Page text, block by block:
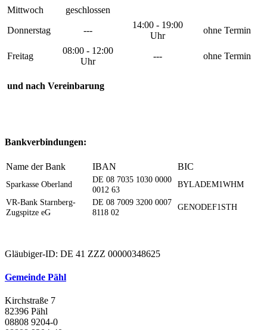
Mittwoch
geschlossen
Donnerstag
---
14:00 - 19:00
Uhr
ohne Termin
Freitag
08:00 - 12:00
Uhr
--- ohne Termin
und nach Vereinbarung
Bankverbindungen:
Name der Bank IBAN BIC
Sparkasse Oberland
DE 08 7035 1030 0000
0012 63
BYLADEM1WHM
VR-Bank Starnberg-
Zugspitze eG
DE 08 7009 3200 0007
8118 02
GENODEF1STH
Gläubiger-ID: DE 41 ZZZ 00000348625
Gemeinde Pähl
Kirchstraße 7
82396 Pähl
08808 9204-0